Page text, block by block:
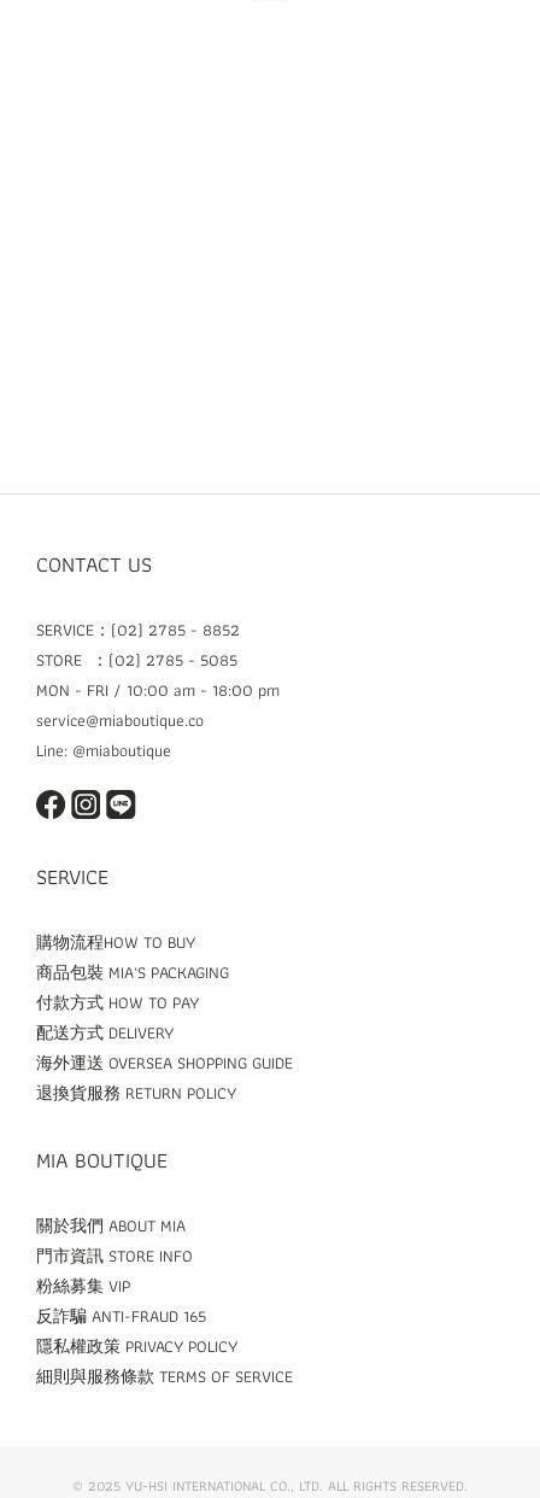
CONTACT US
SERVICE：(02) 2785 - 8852
STORE ：(02) 2785 - 5085
MON - FRI / 10:00 am - 18:00 pm
service@miaboutique.co
Line: @miaboutique
SERVICE
購物流程HOW TO BUY
商品包裝 MIA'S PACKAGING
付款方式 HOW TO PAY
配送方式 DELIVERY
海外運送 OVERSEA SHOPPING GUIDE
退換貨服務 RETURN POLICY
MIA BOUTIQUE
關於我們 ABOUT MIA
門市資訊 STORE INFO
粉絲募集 VIP
反詐騙 ANTI-FRAUD 165
隱私權政策 PRIVACY POLICY
細則與服務條款 TERMS OF SERVICE
© 2025 YU-HSI INTERNATIONAL CO., LTD. ALL RIGHTS RESERVED.